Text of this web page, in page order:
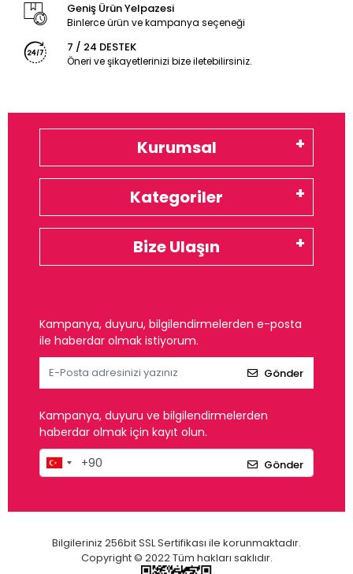
Geniş Ürün Yelpazesi
Binlerce ürün ve kampanya seçeneği
7 / 24 DESTEK
Öneri ve şikayetlerinizi bize iletebilirsiniz.
Kurumsal
Kategoriler
Bize Ulaşın
Kampanya, duyuru, bilgilendirmelerden e-posta
ile haberdar olmak istiyorum.
Gönder
Kampanya, duyuru ve bilgilendirmelerden
haberdar olmak için kayıt olun.
Gönder
Bilgileriniz 256bit SSL Sertifikası ile korunmaktadır.
Copyright © 2022 Tüm hakları saklıdır.